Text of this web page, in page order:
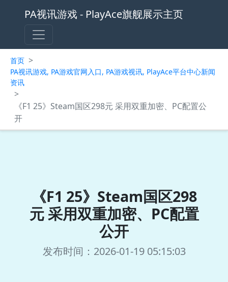
PA视讯游戏 - PlayAce旗舰展示主页
首页 >
PA视讯游戏, PA游戏官网入口, PA游戏视讯, PlayAce平台中心新闻
资讯
>
《F1 25》Steam国区298元 采用双重加密、PC配置公
开
《F1 25》Steam国区298
元 采用双重加密、PC配置
公开
发布时间：2026-01-19 05:15:03